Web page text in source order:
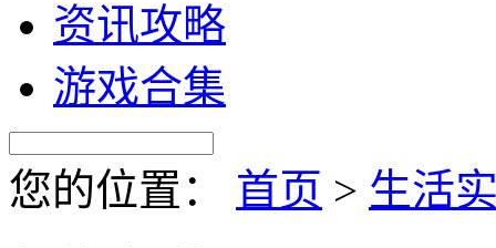
资讯攻略
游戏合集
您的位置： 首页 > 生活